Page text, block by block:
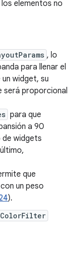
elementos no
, lo
para llenar el
widget, su
será proporcional
para que
a 90
widgets
que
un peso
).